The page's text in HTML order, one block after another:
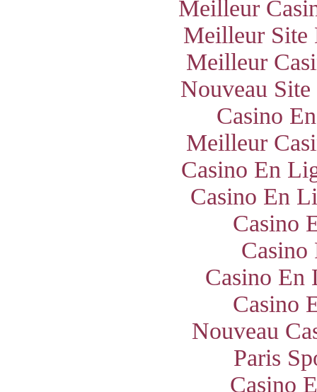
Meilleur
Meilleur Site
Meilleur
Nouveau
Casino
Meilleur
Casino En
Casino En
Casino
Casino
Casino En
Casino
Nouveau
Paris
Casino